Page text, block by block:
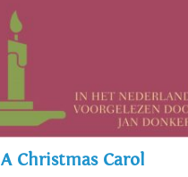
A Christmas Carol